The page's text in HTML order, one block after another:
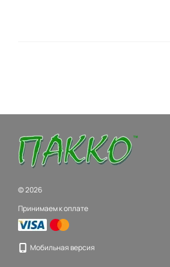
© 2026
Принимаем к оплате
Мобильная версия